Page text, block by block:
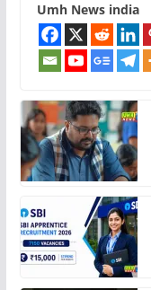
Umh News india